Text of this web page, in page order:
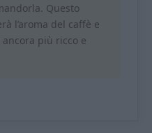
Questo
l’aroma del caffè e
più ricco e